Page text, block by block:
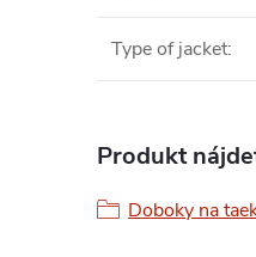
Type of jacket:
Produkt
Doboky na